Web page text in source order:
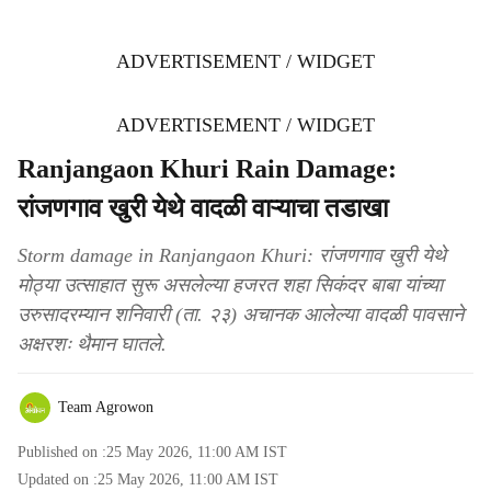
ADVERTISEMENT / WIDGET
ADVERTISEMENT / WIDGET
Ranjangaon Khuri Rain Damage:
रांजणगाव खुरी येथे वादळी वाऱ्याचा तडाखा
Storm damage in Ranjangaon Khuri: रांजणगाव खुरी येथे
मोठ्या उत्साहात सुरू असलेल्या हजरत शहा सिकंदर बाबा यांच्या
उरुसादरम्यान शनिवारी (ता. २३) अचानक आलेल्या वादळी पावसाने
अक्षरशः थैमान घातले.
Team Agrowon
Published on :25 May 2026, 11:00 AM IST
Updated on :25 May 2026, 11:00 AM IST